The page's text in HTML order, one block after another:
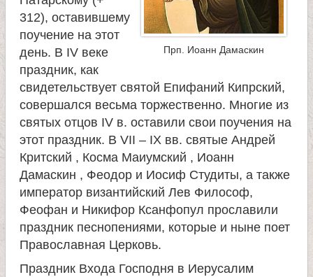
Прп. Иоанн Дамаскин
312), оставившему
поучение на этот
день. В IV веке
праздник, как
свидетельствует святой Епифаний Кипрский,
совершался весьма торжественно. Многие из
святых отцов IV в. оставили свои поучения на
этот праздник. В VII – IX вв. святые Андрей
Критский , Косма Маиумский , Иоанн
Дамаскин , Феодор и Иосиф Студиты, а также
император византийский Лев Философ,
Феофан и Никифор Ксанфопул прославили
праздник песнопениями, которые и ныне поет
Православная Церковь.
Праздник Входа Господня в Иерусалим